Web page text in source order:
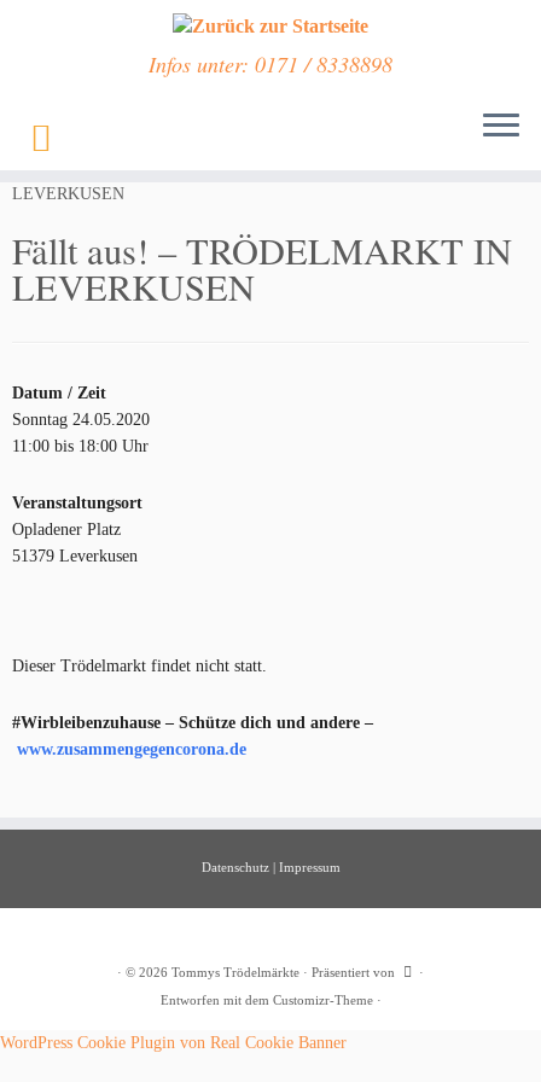
springen
Infos unter: 0171 / 8338898
LEVERKUSEN
Fällt aus! – TRÖDELMARKT IN
LEVERKUSEN
Datum / Zeit
Sonntag 24.05.2020
11:00 bis 18:00 Uhr
Veranstaltungsort
Opladener Platz
51379 Leverkusen
Dieser Trödelmarkt findet nicht statt.
#Wirbleibenzuhause – Schütze dich und andere –
www.zusammengegencorona.de
Datenschutz| Impressum
· © 2026 Tommys Trödelmärkte · Präsentiert von
·
Entworfen mit dem Customizr-Theme·
WordPress Cookie Plugin von Real Cookie Banner